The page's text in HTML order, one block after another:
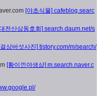
[야초식물] cafeblog.searc
전산삼동호회] search.daum.net/s
상버섯사진] tistory.com/m/search/
[황이낀야생삼] m.search.naver.c